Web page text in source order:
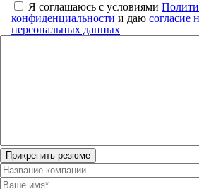
Я соглашаюсь с условиями
конфиденциальности и даю согласие
персональных данных